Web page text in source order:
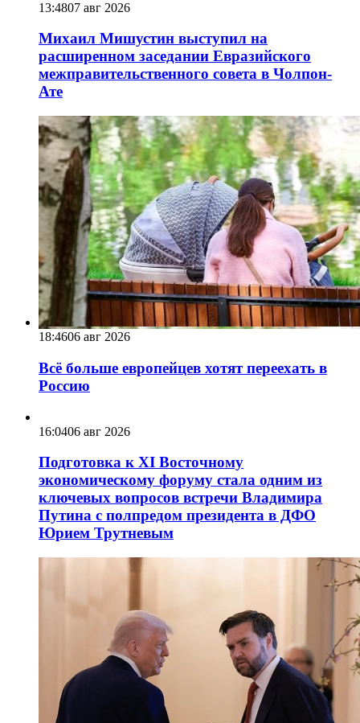
13:4807 авг 2026
Михаил Мишустин выступил на
расширенном заседании Евразийского
межправительственного совета в Чолпон-
Ате
18:4606 авг 2026
Всё больше европейцев хотят переехать в
Россию
16:0406 авг 2026
Подготовка к XI Восточному
экономическому форуму стала одним из
ключевых вопросов встречи Владимира
Путина с полпредом президента в ДФО
Юрием Трутневым